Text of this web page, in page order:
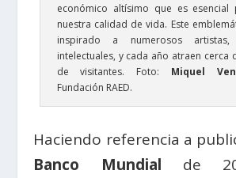
económico altísimo que es esencial
nuestra calidad de vida. Este
inspirado a numerosos
intelectuales, y cada año atraen cerca
de visitantes. Foto: Miquel
Fundación RAED.
Haciendo referencia a
Banco Mundial de